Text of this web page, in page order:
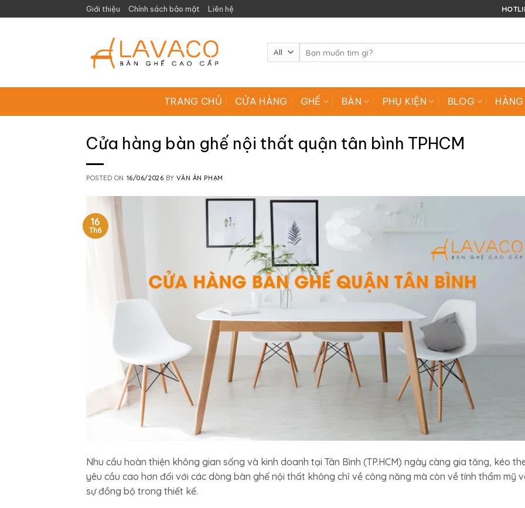
to
Giới thiệu Chính sách bảo mật Liên hệ
kiếm:
TRANG CHỦ CỬA HÀNG GHẾ BÀN PHỤ KIỆN BLOG
Cửa hàng bàn ghế nội thất quận tân bình TPHCM
POSTED ON 16/06/2026 BYVĂN ÂN PHẠM
16
Th6
Nhu cầu hoàn thiện không gian sống và kinh doanh tại Tân Bình (TP.HCM) ngày càng gia tăng, kéo
yêu cầu cao hơn đối với các dòng bàn ghế nội thất không chỉ về công năng mà còn về tính thẩm mỹ
sự đồng bộ trong thiết kế.